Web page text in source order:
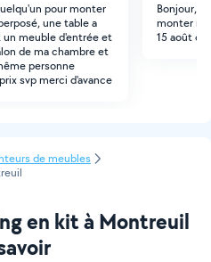
pour monter
une table a
un meuble d'entrée et
de ma chambre et
personne
svp merci d'avance
Bonjour,
monter
15 août ou
de meubles
en kit à Montreuil